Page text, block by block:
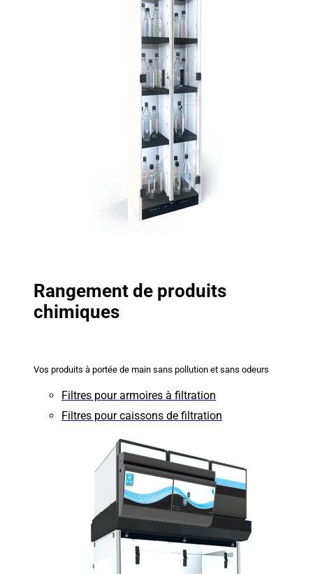
Rangement de produits
chimiques
Vos produits à portée de main sans pollution et sans odeurs
Filtres pour armoires à filtration
Filtres pour caissons de filtration